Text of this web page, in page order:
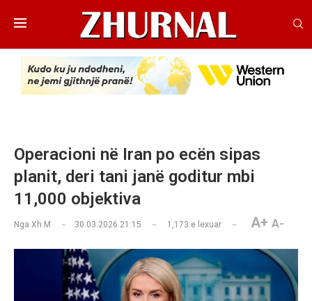
Operacioni në Iran po ecën sipas
planit, deri tani janë goditur mbi
11,000 objektiva
Nga Xh M 30.03.2026 21:15 1,173 e lexuar A+ A-